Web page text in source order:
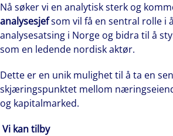
Nå søker vi en analytisk sterk og
analysesjefsom vil få en sentral rolle i
analysesatsing i Norge og bidra til å
som en ledende nordisk aktør.
Dette er en unik mulighet til å ta en
skjæringspunktet mellom
og kapitalmarked.
Vi kan tilby